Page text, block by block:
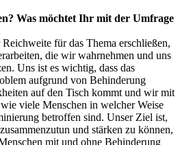
Was möchtet Ihr mit der Umfrage
für das Thema erschließen,
die wir wahrnehmen und uns
Uns ist es wichtig, dass das
aufgrund von Behinderung
auf den Tisch kommt und wir mit
viele Menschen in welcher Weise
betroffen sind. Unser Ziel ist,
und stärken zu können,
mit und ohne Behinderung